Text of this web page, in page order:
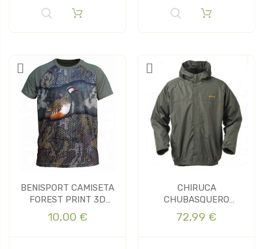
BENISPORT CAMISETA
FOREST PRINT 3D
PERDIZ
10,00 €
CHIRUCA
CHUBASQUERO
MARATON 01
72,99 €